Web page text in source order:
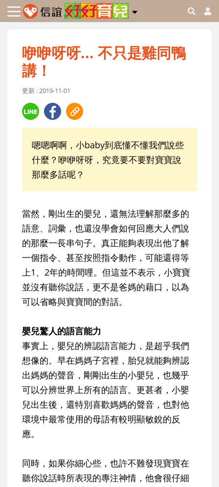
咿咿呀呀... 不只是雞同鴨
講！
更新 : 2019-11-01
嗯嗯啊啊，小baby到底懂不懂我們說些
什麼？咿咿呀呀，究竟要不要對寶寶說
那麼多話呢？
當然，剛出生的嬰兒，還無法理解那麼多的
語意、詞彙，也還沒學會如何回應大人們說
的那麼一長串句子。真正能夠表現出他了解
一個指令、甚至按照指令動作，可能還得等
上1、2年的時間哩。但這並不表示，小寶寶
並沒有聽你說話，更不是爸媽的藉口，以為
可以省略與寶寶間的對話。
嬰兒驚人的語言能力
事實上，嬰兒的辨認語言能力，是超乎我們
想像的。早在媽媽子宮裡，胎兒就能夠辨認
出媽媽的聲音，剛剛出生的小嬰兒，也幾乎
可以分辨世界上所有的語言。更甚者，小嬰
兒出生後，還特別喜歡媽媽的聲音，也對他
環境中最常使用的母語有較明顯敏銳的反
應。
同時，如果你細心些，也許不難發現寶寶在
聽你說話時所表現的專注神情，他會很仔細